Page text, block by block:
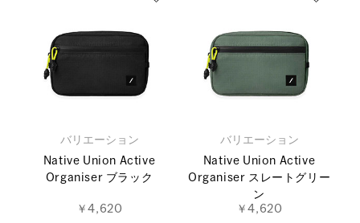
バリエーション
Native Union Active
Organiser ブラック
￥4,620
バリエーション
Native Union Active
Organiser スレートグリー
ン
￥4,620